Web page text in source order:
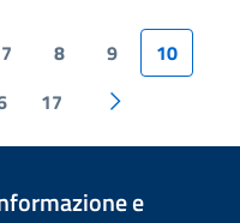
7 8 9
10
17
e